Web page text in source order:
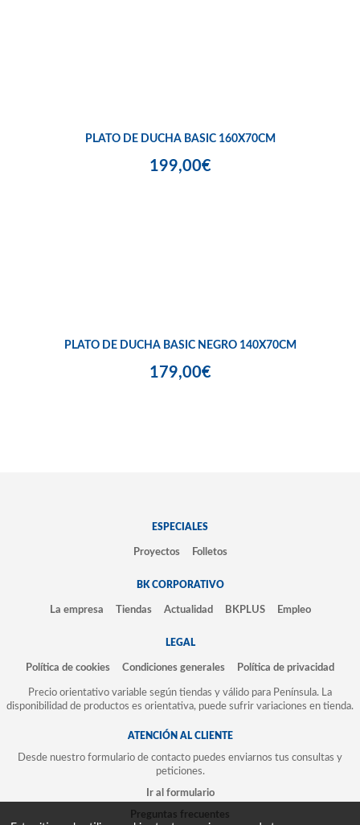
PLATO DE DUCHA BASIC 160X70CM
199,00€
PLATO DE DUCHA BASIC NEGRO 140X70CM
179,00€
ESPECIALES
Proyectos Folletos
BK CORPORATIVO
La empresa Tiendas Actualidad BKPLUS Empleo
LEGAL
Política de cookies Condiciones generales Política de privacidad
Precio orientativo variable según tiendas y válido para Península. La
disponibilidad de productos es orientativa, puede sufrir variaciones en tienda.
ATENCIÓN AL CLIENTE
Desde nuestro formulario de contacto puedes enviarnos tus consultas y
peticiones.
Ir al formulario
Preguntas frecuentes